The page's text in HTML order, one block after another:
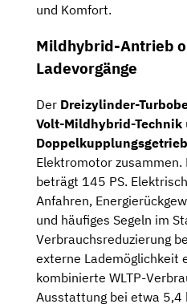
und Komfort.
Mildhybrid-Antrieb
Ladevorgänge
Der Dreizylinder-
Volt-Mildhybrid-Technik
Elektromotor
beträgt 145 PS.
Anfahren,
und häufiges Segeln im
Verbrauchsreduzierung
externe Lademöglichkeit
kombinierte WLTP-
Ausstattung bei etwa